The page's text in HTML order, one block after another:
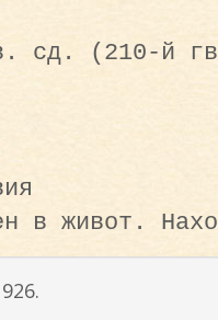
сд. (210-й
в живот.